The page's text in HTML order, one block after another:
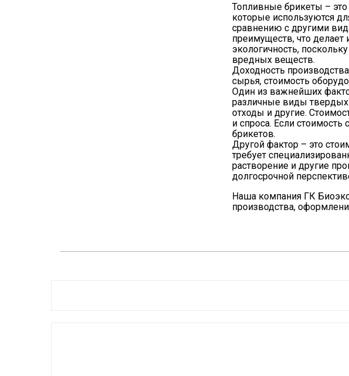
Топливные брикеты –
которые используются
сравнению с другими
преимуществ, что
экологичность,
вредных веществ.
Доходность
сырья, стоимость
Один из важнейших
различные виды твердых
отходы и другие.
и спроса. Если
брикетов.
Другой фактор – это
требует
растворение и другие
долгосрочной
Наша компания ГК
производства,